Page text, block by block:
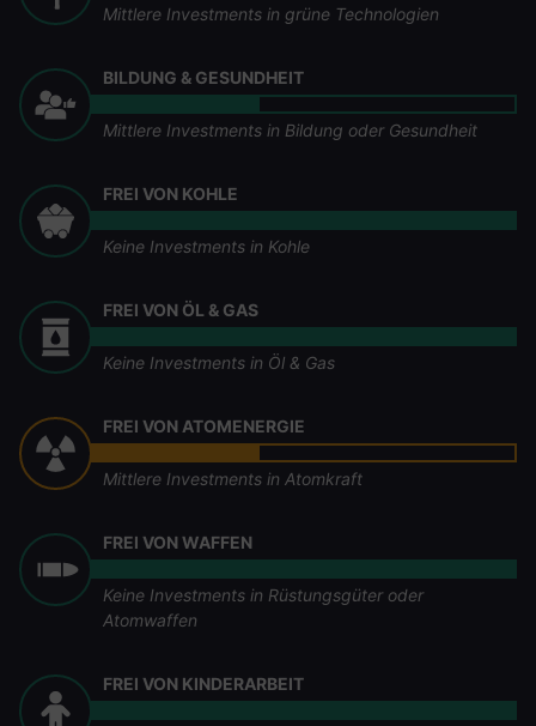
Mittlere Investments in grüne Technologien
BILDUNG & GESUNDHEIT
Mittlere Investments in Bildung oder Gesundheit
FREI VON KOHLE
Keine Investments in Kohle
FREI VON ÖL & GAS
Keine Investments in Öl & Gas
FREI VON ATOMENERGIE
Mittlere Investments in Atomkraft
FREI VON WAFFEN
Keine Investments in Rüstungsgüter oder
Atomwaffen
FREI VON KINDERARBEIT